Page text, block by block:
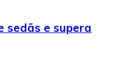
sedãs e supera